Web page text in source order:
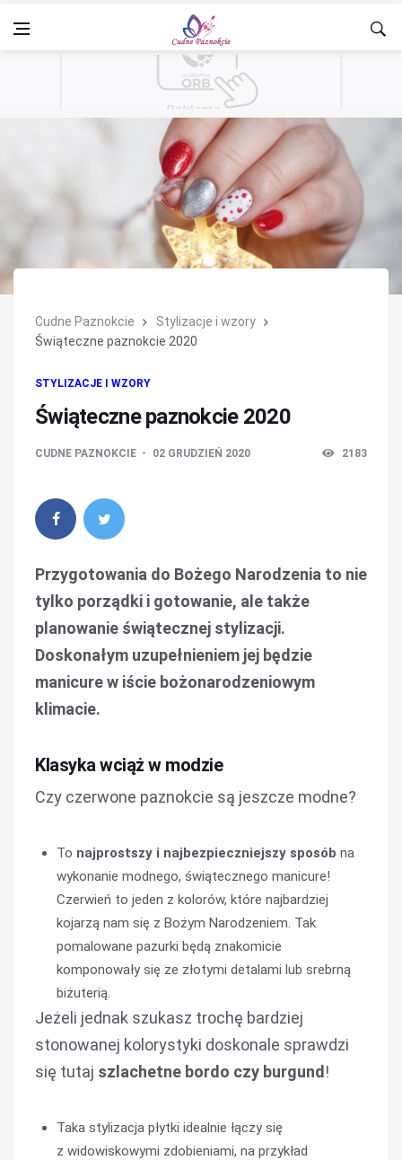
Cudne Paznokcie
Stylizacje i wzory
Świąteczne paznokcie 2020
STYLIZACJE I WZORY
Świąteczne paznokcie 2020
CUDNE PAZNOKCIE 02 GRUDZIEŃ 2020 2183
Przygotowania do Bożego Narodzenia to nie
tylko porządki i gotowanie, ale także
planowanie świątecznej stylizacji.
Doskonałym uzupełnieniem jej będzie
manicure w iście bożonarodzeniowym
klimacie.
Klasyka wciąż w modzie
Czy czerwone paznokcie są jeszcze modne?
To najprostszy i najbezpieczniejszy sposób na
wykonanie modnego, świątecznego manicure!
Czerwień to jeden z kolorów, które najbardziej
kojarzą nam się z Bożym Narodzeniem. Tak
pomalowane pazurki będą znakomicie
komponowały się ze złotymi detalami lub srebrną
biżuterią.
Jeżeli jednak szukasz trochę bardziej
stonowanej kolorystyki doskonale sprawdzi
się tutaj szlachetne bordo czy burgund !
Taka stylizacja płytki idealnie łączy się
z widowiskowymi zdobieniami, na przykład